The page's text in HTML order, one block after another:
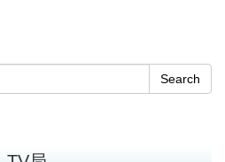
Search